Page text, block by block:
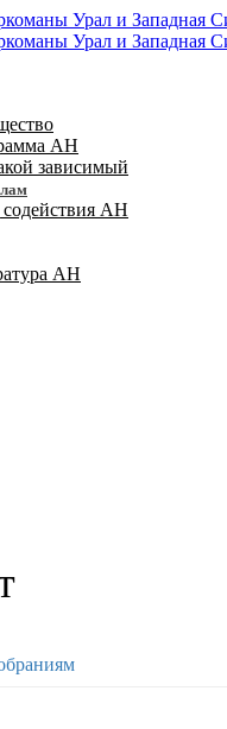
АН
зависимый
АН
АН